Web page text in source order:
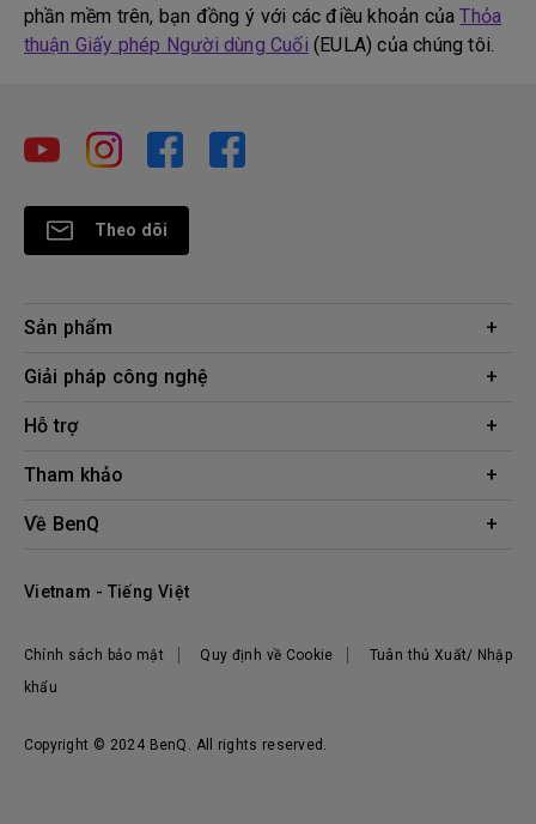
phần mềm trên, bạn đồng ý với các điều khoản củaThỏa
thuận Giấy phép Người dùng Cuối (EULA) của chúng tôi.
Theo dõi
Sản phẩm
Máy chiếu
Giải pháp công nghệ
Chuyên gia BenQ AQCOLOR
Màn hình bảo vệ mắt
ZOWIE eSports
Hỗ trợ
Tải xuống
Liên hệ
Tham khảo
Công cụ tính khoảng cách chiếu
Địa điểm mua hàng
Về BenQ
Tập đoàn BenQ
Trách nhiệm xã hội
Tin tức
Copyright © 2024 BenQ. All rights reserved.
Chính sách bảo mật Quy định về Cookie
Tuân thủ Xuất/ Nhập
khẩu
Vietnam - Tiếng Việt